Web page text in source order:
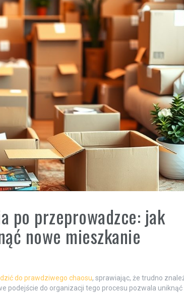
po przeprowadzce: jak
nowe mieszkanie
do prawdziwego chaosu, sprawiając, że trudno
podejście do organizacji tego procesu pozwala